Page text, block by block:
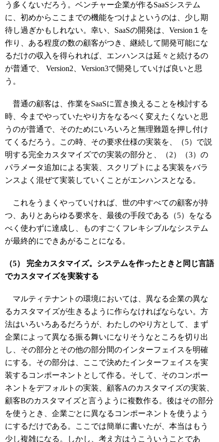
う多くないだろう。ベンチャー企業が作るSaaSシステム
に、初めからここまでの機能をつけよというのは、少し期
待し過ぎかもしれない。幸い、SaaSの開発は、Version１を
作り、ある程度の数の顧客がつき、継続して開発可能にな
るだけの収入を得られれば、エンハンスは延々と続けるの
が普通で、 Version2、Version3で開発していけば良いと思
う。
普通の顧客は、作業をSaaSに置き換えることを検討する
時、今までやっていたやり方をなるべく変えたくないと思
うのが普通で、そのためにいろいろと無理難題を押し付け
てくるだろう。この時、その要求仕様の実装を、（5）で説
明する完全カスタマイズでの実装の部分と、（2）（3）の
パラメータ追加による実装、スクリプトによる実装をバラ
ンスよく混ぜて実装していくことがエンハンスとなる。
これをうまくやっていければ、世の中すべての顧客が持
つ、ありとあらゆる要求を、最後の手段である（5）をなる
べく使わずに達成し、ものすごくフレキシブルなシステム
が最終的にできあがることになる。
（5） 完全カスタマイズ。システムを作ったときと同じ言語
でカスタマイズを実装する
マルティテナントの環境においては、異なる企業の異な
るカスタマイズが生きるように作らなければならない。方
法はいろいろあるだろうが、わたしのやり方として、まず
企業によって異なる振る舞いになりそうなところを切り出
し、その部分とその他の部分間のインターフェイスを明確
にする。その部分は、ここで決めたインターフェイスを実
装するコンポーネントとして作る。そして、そのコンポー
ネントをデフォルトの実装、顧客Aのカスタマイズの実装、
顧客Bのカスタマイズと言うように複数作る。後はその部分
を使うとき、企業ごとに異なるコンポーネントを使うよう
にするだけである。ここでは簡単に書いたが、本当はもう
少し複雑になる。しかし、考え方はうこういうことであ